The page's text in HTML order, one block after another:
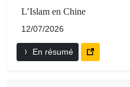
L’Islam en Chine
12/07/2026
En résumé